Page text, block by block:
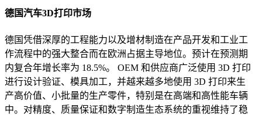
德国汽车3D打印市场
德国凭借深厚的工程能力以及增材制造在产品开发和工业工
作流程中的强大整合而在欧洲占据主导地位。预计在预测期
内复合年增长率为 18.5%。 OEM 和供应商广泛使用 3D 打印
进行设计验证、模具加工，并越来越多地使用 3D 打印来生
产高价值、小批量的生产零件，特别是在高端和高性能车辆
中。对精度、质量保证和数字制造生态系统的重视维持了稳